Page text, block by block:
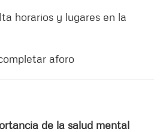
horarios y lugares en la
aforo
de la salud mental